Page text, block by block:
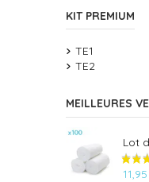
KIT PREMIUM
TE1
TE2
MEILLEURES
Lot